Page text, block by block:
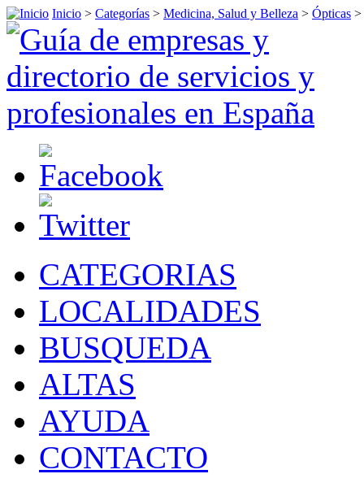
Inicio > Categorías > Medicina, Salud y Belleza > Ópticas >
CATEGORIAS
LOCALIDADES
BUSQUEDA
ALTAS
AYUDA
CONTACTO